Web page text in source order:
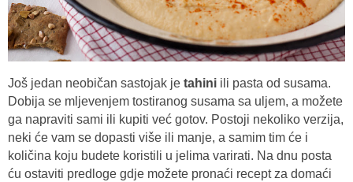
Još jedan neobičan sastojak je tahini ili pasta od susama.
Dobija se mljevenjem tostiranog susama sa uljem, a možete
ga napraviti sami ili kupiti već gotov. Postoji nekoliko verzija,
neki će vam se dopasti više ili manje, a samim tim će i
količina koju budete koristili u jelima varirati. Na dnu posta
ću ostaviti predloge gdje možete pronaći recept za domaći